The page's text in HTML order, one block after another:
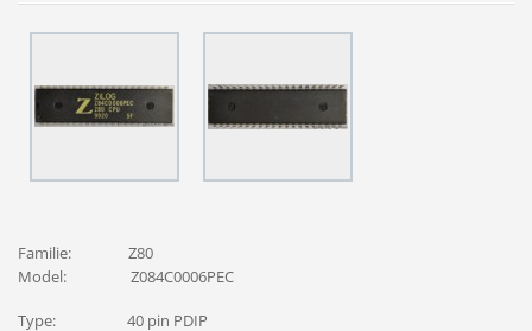
Familie: Z80
Model: Z084C0006PEC
Type: 40 pin PDIP